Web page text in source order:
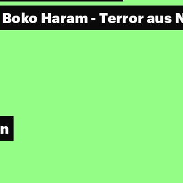
Boko Haram - Terror aus